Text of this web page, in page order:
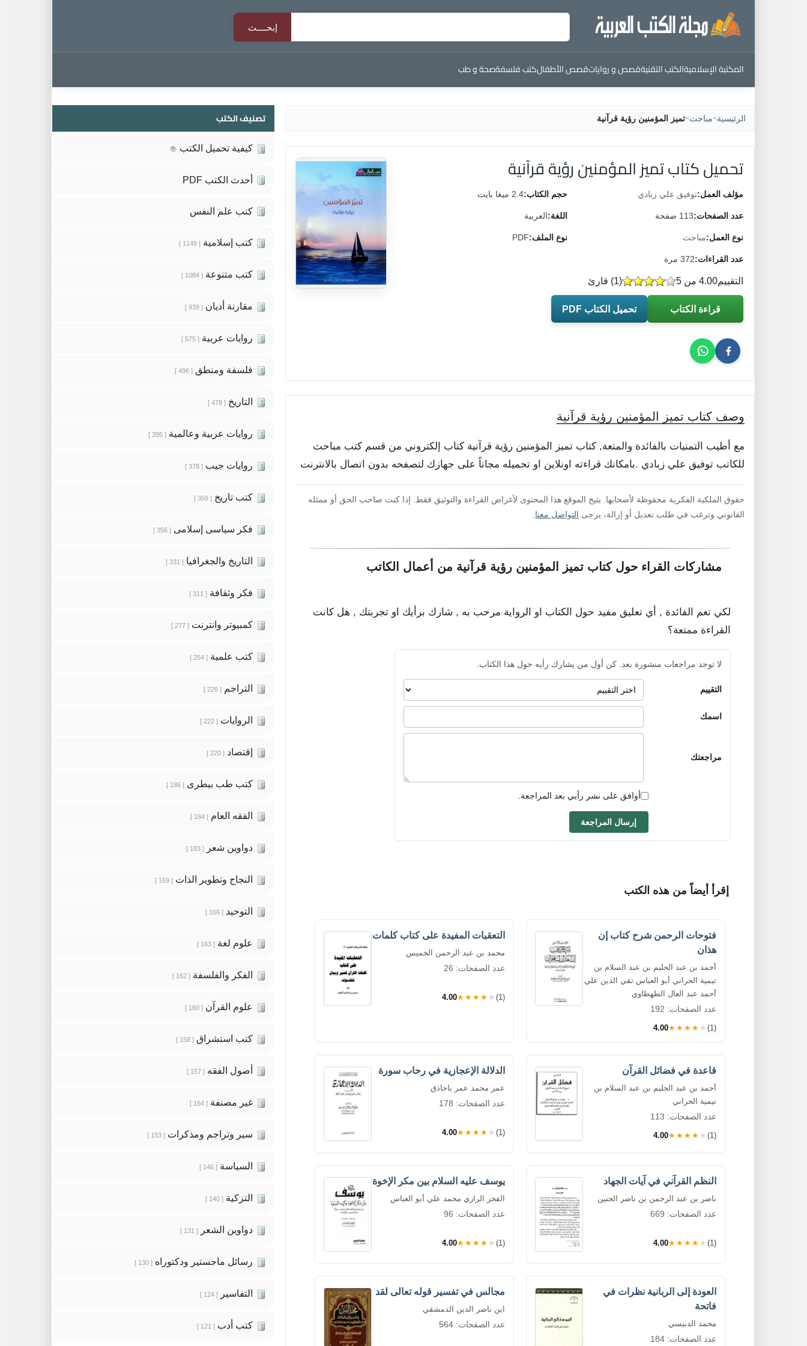
المكتبة الإسلاميةالكتب التقنيةقصص و رواياتقصص الأطفالكتب فلسفةصحة و طب
الرئيسية>مباحث>تميز المؤمنين رؤية قرآنية
تحميل كتاب تميز المؤمنين رؤية قرآنية
مؤلف العمل:توفيق علي زبادي حجم الكتاب:2.4 ميغا بايت
عدد الصفحات:113 صفحة اللغة:العربية
نوع العمل:مباحث نوع الملف:PDF
عدد القراءات:372 مرة
التقييم (
1) قارئ 4.00 من 5
قراءة الكتاب تحميل الكتاب PDF
وصف كتاب تميز المؤمنين رؤية قرآنية
مع أطيب التمنيات بالفائدة والمتعة, كتاب تميز المؤمنين رؤية قرآنية كتاب إلكتروني من قسم كتب مباحث
للكاتب توفيق علي زبادي .بامكانك قراءته اونلاين او تحميله مجاناً على جهازك لتصفحه بدون اتصال بالانترنت
حقوق الملكية الفكرية محفوظة لأصحابها. يتيح الموقع هذا المحتوى لأغراض القراءة والتوثيق فقط. إذا كنت صاحب الحق أو ممثله
القانوني وترغب في طلب تعديل أو إزالة، يرجى التواصل معنا
مشاركات القراء حول كتاب تميز المؤمنين رؤية قرآنية من أعمال الكاتب
لكي تعم الفائدة , أي تعليق مفيد حول الكتاب او الرواية مرحب به , شارك برأيك او تجربتك , هل كانت
القراءة ممتعة؟
لا توجد مراجعات منشورة بعد. كن أول من يشارك رأيه حول هذا الكتاب.
التقييم
اسمك
مراجعتك
أوافق على نشر رأيي بعد المراجعة.
إرسال المراجعة
إقرأ أيضاً من هذه الكتب
فتوحات الرحمن شرح كتاب إن
هذان
أحمد بن عبد الحليم بن عبد السلام بن
تيمية الحراني أبو العباس تقي الدين علي
أحمد عبد العال الطهطاوي
عدد الصفحات: 192
4.00★★★★★ (1)
التعقبات المفيدة على كتاب كلمات
محمد بن عبد الرحمن الخميس
عدد الصفحات: 26
4.00★★★★★ (1)
قاعدة في فضائل القرآن
أحمد بن عبد الحليم بن عبد السلام بن
تيمية الحراني
عدد الصفحات: 113
4.00★★★★★ (1)
الدلالة الإعجازية في رحاب سورة
عمر محمد عمر باحاذق
عدد الصفحات: 178
4.00★★★★★ (1)
النظم القرآني في آيات الجهاد
ناصر بن عبد الرحمن بن ناصر الحنين
عدد الصفحات: 669
4.00★★★★★ (1)
يوسف عليه السلام بين مكر الإخوة
الفخر الرازي محمد علي أبو العباس
عدد الصفحات: 96
4.00★★★★★ (1)
العودة إلى الربانية نظرات في
فاتحة
محمد الدبيسي
عدد الصفحات: 184
مجالس في تفسير قوله تعالى لقد
ابن ناصر الدين الدمشقي
عدد الصفحات: 564
تصنيف الكتب
كيفية تحميل الكتب 📚
أحدث الكتب PDF
كتب علم النفس
كتب إسلامية [ 1149 ]
كتب متنوعة [ 1084 ]
مقارنة أديان [ 939 ]
روايات عربية [ 575 ]
فلسفة ومنطق [ 496 ]
التاريخ [ 478 ]
روايات عربية وعالمية [ 395 ]
روايات جيب [ 378 ]
كتب تاريخ [ 359 ]
فكر سياسى إسلامى [ 356 ]
التاريخ والجغرافيا [ 331 ]
فكر وثقافة [ 311 ]
كمبيوتر وانترنت [ 277 ]
كتب علمية [ 254 ]
التراجم [ 226 ]
الروايات [ 222 ]
إقتصاد [ 220 ]
كتب طب بيطرى [ 186 ]
الفقه العام [ 184 ]
دواوين شعر [ 183 ]
النجاح وتطوير الذات [ 169 ]
التوحيد [ 166 ]
علوم لغة [ 163 ]
الفكر والفلسفة [ 162 ]
علوم القرآن [ 160 ]
كتب استشراق [ 158 ]
أصول الفقه [ 157 ]
غير مصنفة [ 154 ]
سير وتراجم ومذكرات [ 153 ]
السياسة [ 146 ]
التزكية [ 140 ]
دواوين الشعر [ 131 ]
رسائل ماجستير ودكتوراه [ 130 ]
التفاسير [ 124 ]
كتب أدب [ 121 ]